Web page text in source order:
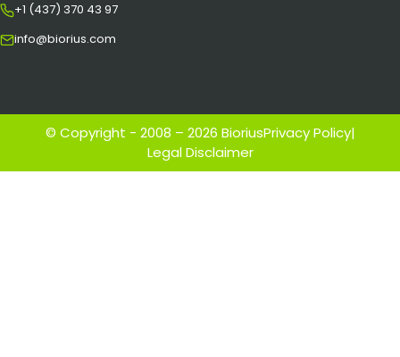
+1 (437) 370 43 97
info@biorius.com
© Copyright - 2008 – 2026 BioriusPrivacy Policy|
Legal Disclaimer